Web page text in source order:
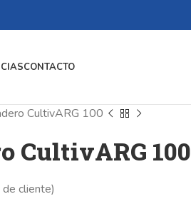
CONTACTO
CultivARG 100
CultivARG 100
cliente)